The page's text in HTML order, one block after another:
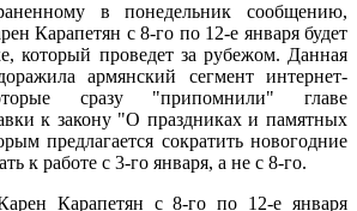
в понедельник сообщению,
Карапетян с 8-го по 12-е января будет
который проведет за рубежом. Данная
армянский сегмент интернет-
сразу "припомнили" главе
к закону "О праздниках и памятных
предлагается сократить новогодние
к работе с 3-го января, а не с 8-го.
Карапетян с 8-го по 12-е января